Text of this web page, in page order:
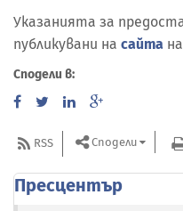
Указанията за
публикувани на сайта
Сподели в:
RSS Сподели
Пресцентър